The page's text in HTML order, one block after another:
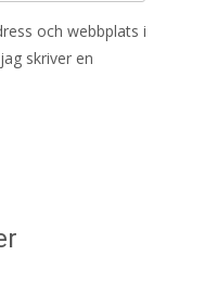
och webbplats i
skriver en